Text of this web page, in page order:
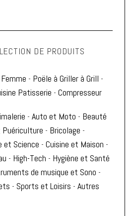
DE PRODUITS
- Poële à Griller à Grill -
Patisserie - Compresseur
- Auto et Moto - Beauté
Puériculture - Bricolage -
et Science - Cuisine et Maison -
- High-Tech - Hygiène et Santé
de musique et Sono -
- Sports et Loisirs - Autres